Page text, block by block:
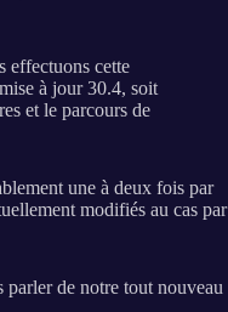
effectuons cette
à jour 30.4, soit
et le parcours de
une à deux fois par
modifiés au cas par
parler de notre tout nouveau